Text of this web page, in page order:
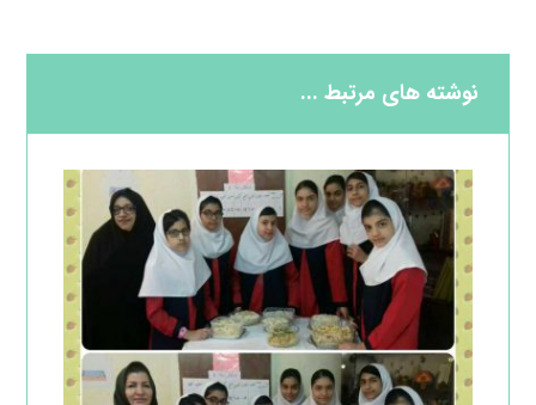
نوشته های مرتبط ...